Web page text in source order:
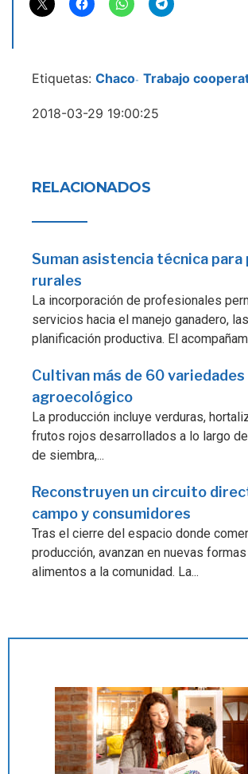
Etiquetas: Chaco- Trabajo
2018-03-29 19:00:25
RELACIONADOS
Suman asistencia técnica
rurales
La incorporación de profesionales
servicios hacia el manejo ganadero,
planificación productiva. El
Cultivan más de 60 variedades
agroecológico
La producción incluye verduras,
frutos rojos desarrollados a lo largo
de siembra,...
Reconstruyen un circuito
campo y consumidores
Tras el cierre del espacio donde
producción, avanzan en nuevas
alimentos a la comunidad. La...